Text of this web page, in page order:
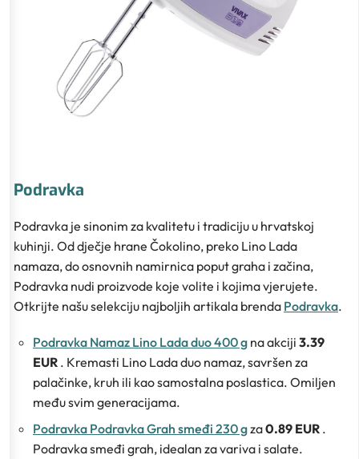
Podravka
Podravka je sinonim za kvalitetu i tradiciju u hrvatskoj
kuhinji. Od dječje hrane Čokolino, preko Lino Lada
namaza, do osnovnih namirnica poput graha i začina,
Podravka nudi proizvode koje volite i kojima vjerujete.
Otkrijte našu selekciju najboljih artikala brenda Podravka.
Podravka Namaz Lino Lada duo 400 g na akciji 3.39
EUR . Kremasti Lino Lada duo namaz, savršen za
palačinke, kruh ili kao samostalna poslastica. Omiljen
među svim generacijama.
Podravka Podravka Grah smeđi 230 gza0.89 EUR .
Podravka smeđi grah, idealan za variva i salate.